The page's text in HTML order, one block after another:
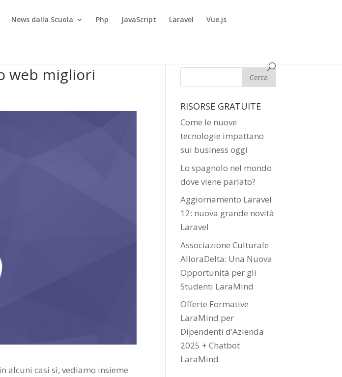
News dalla Scuola Php JavaScript Laravel Vue.js
web migliori
alcuni casi sì, vediamo insieme
RISORSE GRATUITE
Come le nuove
tecnologie impattano
sui business oggi
Lo spagnolo nel mondo
dove viene parlato?
Aggiornamento Laravel
12: nuova grande novità
Laravel
Associazione Culturale
AlloraDelta: Una Nuova
Opportunità per gli
Studenti LaraMind
Offerte Formative
LaraMind per
Dipendenti d’Azienda
2025 + Chatbot
LaraMind